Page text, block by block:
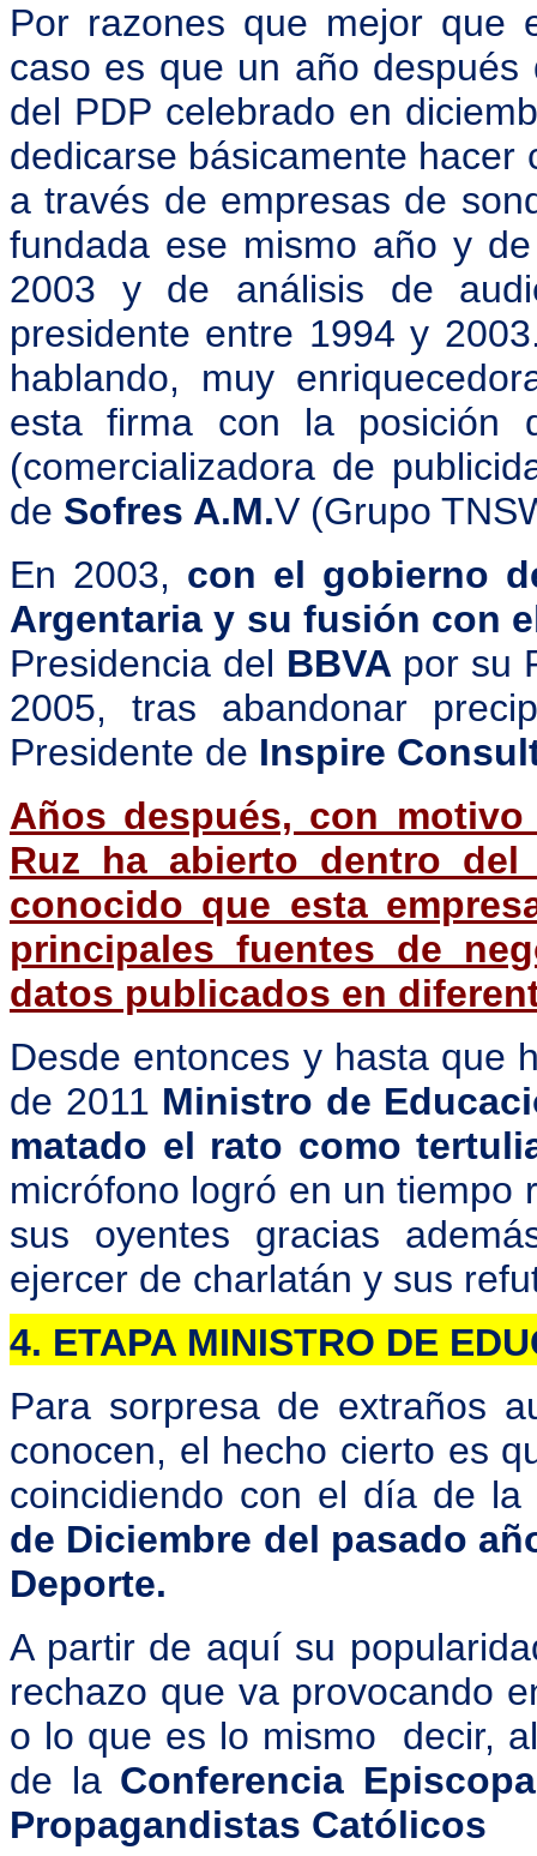
Por razones que mejor que
caso es que un año
del PDP celebrado en
dedicarse básicamente hacer
a través de empresas de
fundada ese mismo año y
2003 y de análisis de
presidente entre 1994 y
hablando, muy
esta firma con la
(comercializadora de
de Sofres A.M.V (Grupo
En 2003, con el gobierno
Argentaria y su fusión con
Presidencia del BBVA por su
2005, tras abandonar
Presidente de Inspire
Años después, con
Ruz ha abierto dentro
conocido que esta
principales fuentes de
datos publicados en
Desde entonces y hasta que
de 2011 Ministro de
matado el rato como
micrófono logró en un tiempo
sus oyentes gracias
ejercer de charlatán y sus
4. ETAPA MINISTRO DE
Para sorpresa de extraños
conocen, el hecho cierto es
coincidiendo con el día de
de Diciembre del pasado
Deporte.
A partir de aquí su
rechazo que va provocando
o lo que es lo mismo decir,
de la Conferencia
Propagandistas Católicos